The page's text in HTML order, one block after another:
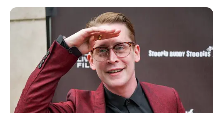
Anti Mainstream, 10 Cara
Membawa Barang Belanjaan
Versi Warga Thailand